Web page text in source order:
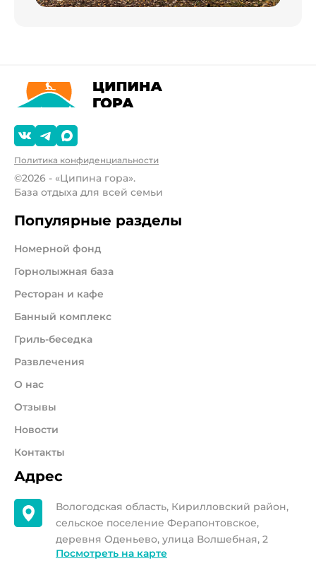
Политика конфиденциальности
©2026 - «Ципина гора».
База отдыха для всей семьи
Популярные разделы
Номерной фонд
Горнолыжная база
Ресторан и кафе
Банный комплекс
Гриль-беседка
Развлечения
О нас
Отзывы
Новости
Контакты
Адрес
Вологодская область, Кирилловский район,
сельское поселение Ферапонтовское,
деревня Оденьево, улица Волшебная, 2
Посмотреть на карте